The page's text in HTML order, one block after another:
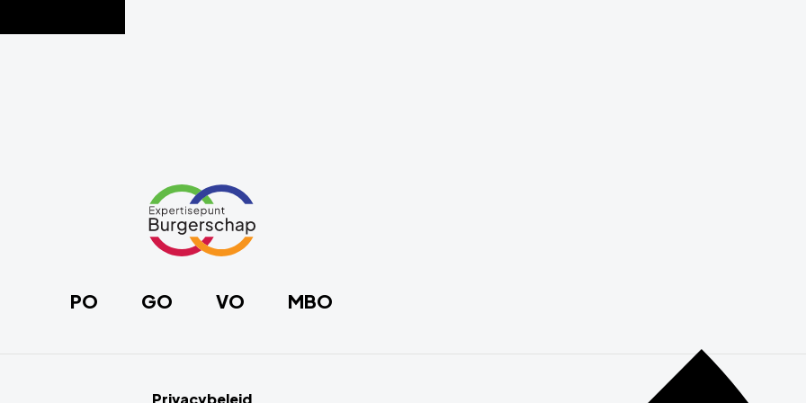
PO GO VO MBO
Privacybeleid